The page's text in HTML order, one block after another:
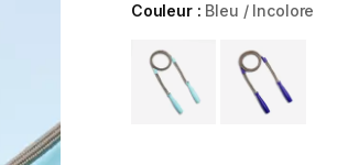
Couleur : Bleu / Incolore
Choose a variant